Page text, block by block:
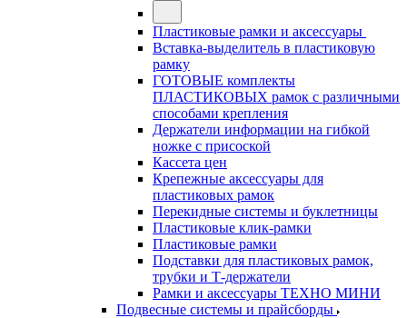
Пластиковые рамки и аксессуары
Вставка-выделитель в пластиковую
рамку
ГОТОВЫЕ комплекты
ПЛАСТИКОВЫХ рамок с различными
способами крепления
Держатели информации на гибкой
ножке с присоской
Кассета цен
Крепежные аксессуары для
пластиковых рамок
Перекидные системы и буклетницы
Пластиковые клик-рамки
Пластиковые рамки
Подставки для пластиковых рамок,
трубки и Т-держатели
Рамки и аксессуары ТЕХНО МИНИ
Подвесные системы и прайсборды